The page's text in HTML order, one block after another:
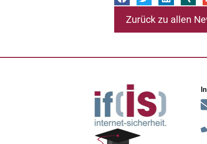
Zurück zu allen